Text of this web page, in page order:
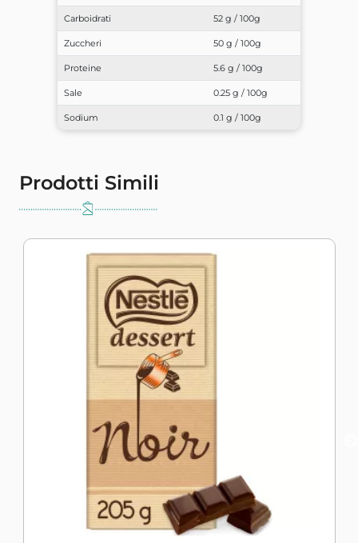
Carboidrati 52 g / 100g
Zuccheri 50 g / 100g
Proteine 5.6 g / 100g
Sale 0.25 g / 100g
Sodium 0.1 g / 100g
Prodotti Simili